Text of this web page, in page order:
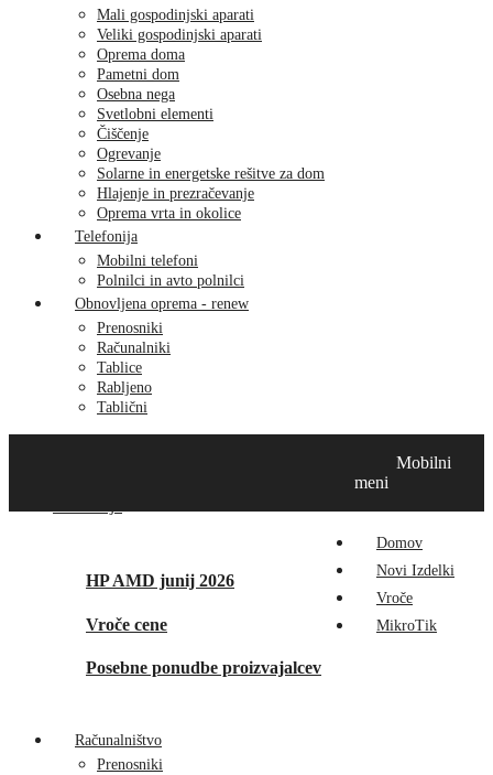
Mali gospodinjski aparati
Veliki gospodinjski aparati
Oprema doma
Pametni dom
Osebna nega
Svetlobni elementi
Čiščenje
Ogrevanje
Solarne in energetske rešitve za dom
Hlajenje in prezračevanje
Oprema vrta in okolice
Telefonija
Mobilni telefoni
Polnilci in avto polnilci
Obnovljena oprema - renew
Prenosniki
Računalniki
Tablice
Rabljeno
Tablični
HP AMD junij 2026
Vroče cene
Posebne ponudbe proizvajalcev
Mobilni
meni
Domov
Novi Izdelki
Vroče
MikroTik
Računalništvo
Prenosniki